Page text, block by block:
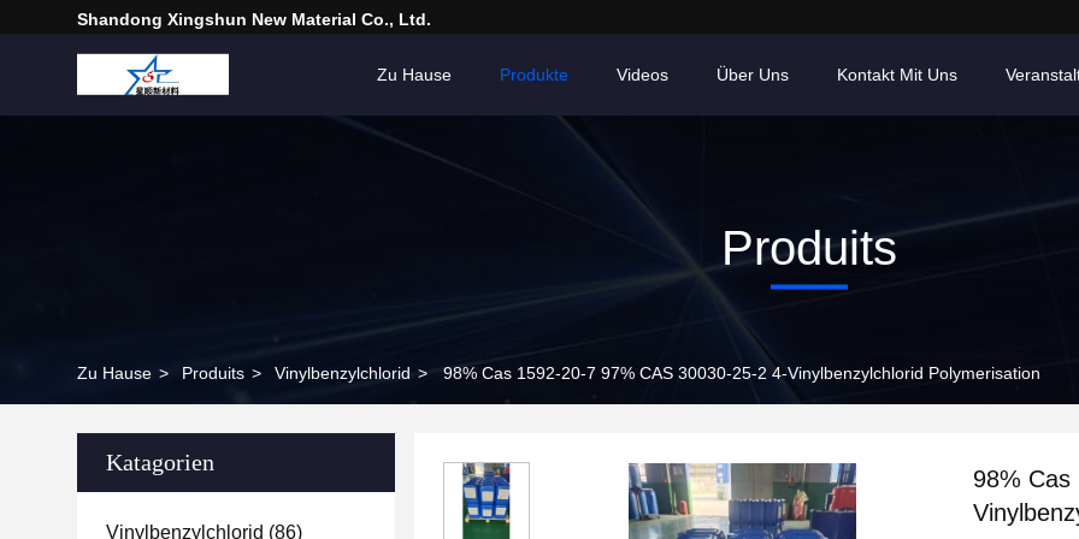
Shandong Xingshun New Material Co., Ltd.
Zu Hause Produkte Videos Über Uns Kontakt Mit Uns
Produits
Zu Hause > Produits > Vinylbenzylchlorid > 98% Cas 1592-20-7 97% CAS 30030-25-2 4-Vinylbenzylchlorid Polymerisation
Katagorien
Vinylbenzylchlorid (86)
98% Cas